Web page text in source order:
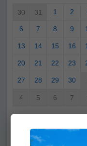
30 31 1 2
6 7 8 9
13 14 15 16
20 21 22 23
27 28 29 30
4 5 6 7
Sie